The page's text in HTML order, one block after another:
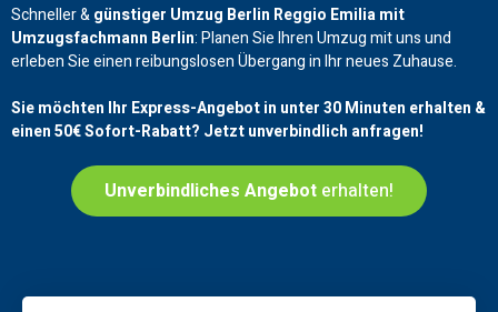
Schneller &günstiger Umzug Berlin Reggio Emilia mit
Umzugsfachmann Berlin: Planen Sie Ihren Umzug mit uns und
erleben Sie einen reibungslosen Übergang in Ihr neues Zuhause.
Sie möchten Ihr Express-Angebot in unter 30 Minuten erhalten &
einen50€Sofort-Rabatt? Jetzt unverbindlich anfragen!
Unverbindliches Angebot erhalten!